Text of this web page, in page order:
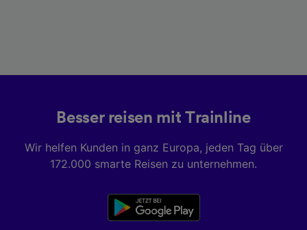
Besser reisen mit Trainline
Wir helfen Kunden in ganz Europa, jeden Tag über
172.000 smarte Reisen zu unternehmen.